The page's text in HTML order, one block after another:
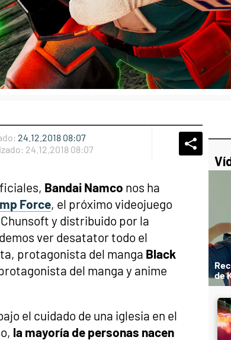
24.12.2018 08:07
24.12.2018 08:07 Whatsapp
Bandai Namco nos ha
Force, el próximo videojuego
y distribuido por la
ver desatator todo el
protagonista del manga Black
del manga y anime
el cuidado de una iglesia en el
la mayoría de personas nacen
de